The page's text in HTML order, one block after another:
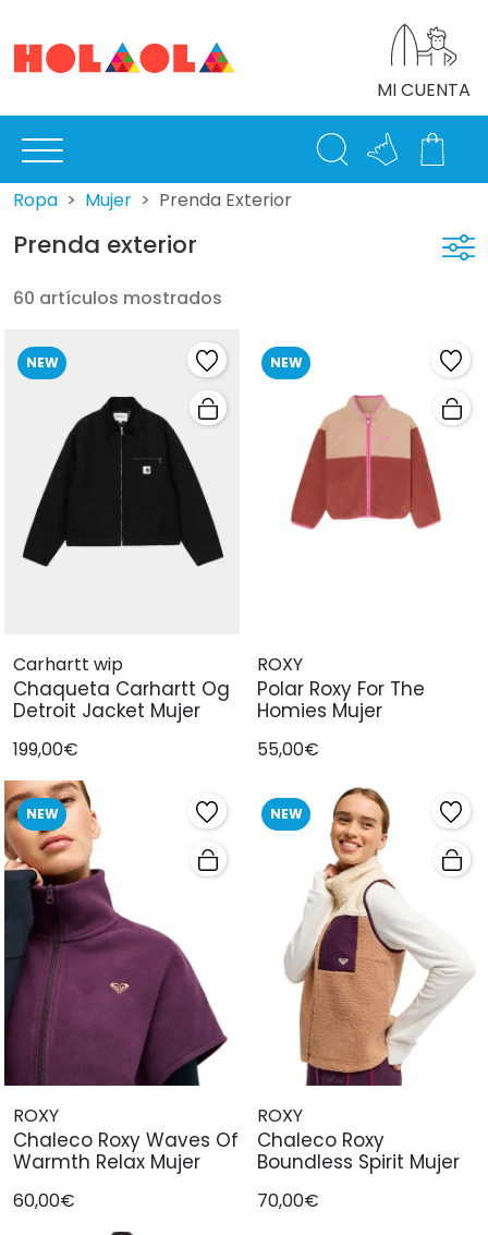
MI CUENTA
Ropa Mujer Prenda Exterior
Prenda exterior
60 artículos mostrados
NEW
Carhartt wip
Chaqueta Carhartt Og
Detroit Jacket Mujer
199,00€
NEW
ROXY
Polar Roxy For The
Homies Mujer
55,00€
NEW
ROXY
Chaleco Roxy Waves Of
Warmth Relax Mujer
60,00€
NEW
ROXY
Chaleco Roxy
Boundless Spirit Mujer
70,00€